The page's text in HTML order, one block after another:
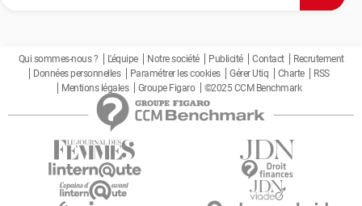
Qui sommes-nous ? L'équipe Notre société Publicité Contact
Recrutement
Données personnelles
Paramétrer les cookies Gérer Utiq Charte
RSS
Mentions légales
Groupe Figaro ©2025 CCM Benchmark